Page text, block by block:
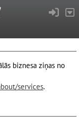
biznesa ziņas no
services.